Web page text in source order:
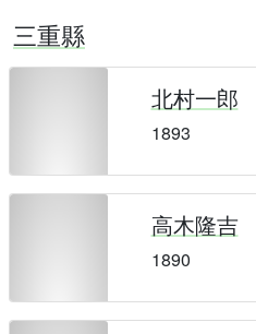
三重縣
北村一郎
1893
高木隆吉
1890